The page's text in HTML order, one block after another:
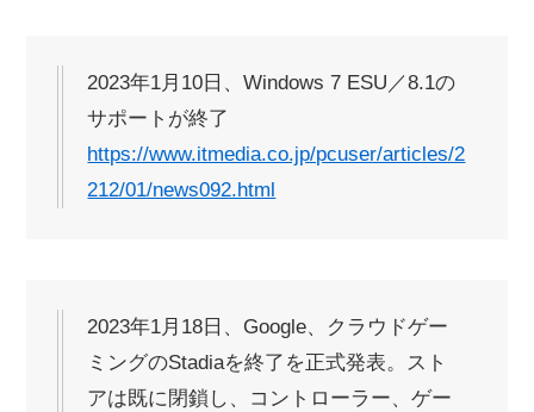
2023年1月10日、Windows 7 ESU／8.1の
サポートが終了
https://www.itmedia.co.jp/pcuser/articles/2
212/01/news092.html
2023年1月18日、Google、クラウドゲー
ミングのStadiaを終了を正式発表。スト
アは既に閉鎖し、コントローラー、ゲー